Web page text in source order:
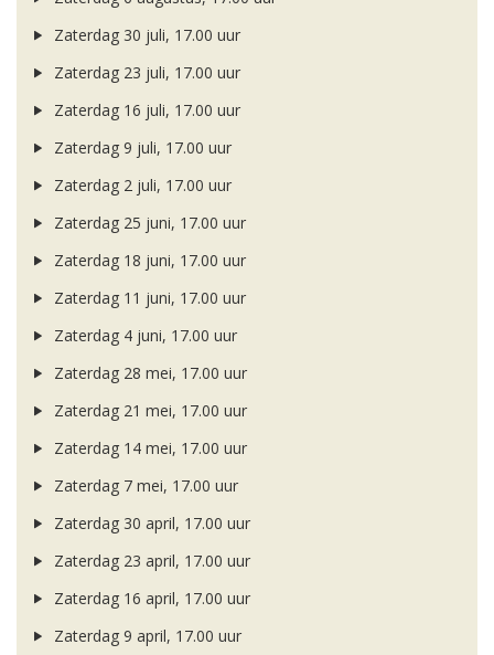
Zaterdag 30 juli, 17.00 uur
Zaterdag 23 juli, 17.00 uur
Zaterdag 16 juli, 17.00 uur
Zaterdag 9 juli, 17.00 uur
Zaterdag 2 juli, 17.00 uur
Zaterdag 25 juni, 17.00 uur
Zaterdag 18 juni, 17.00 uur
Zaterdag 11 juni, 17.00 uur
Zaterdag 4 juni, 17.00 uur
Zaterdag 28 mei, 17.00 uur
Zaterdag 21 mei, 17.00 uur
Zaterdag 14 mei, 17.00 uur
Zaterdag 7 mei, 17.00 uur
Zaterdag 30 april, 17.00 uur
Zaterdag 23 april, 17.00 uur
Zaterdag 16 april, 17.00 uur
Zaterdag 9 april, 17.00 uur